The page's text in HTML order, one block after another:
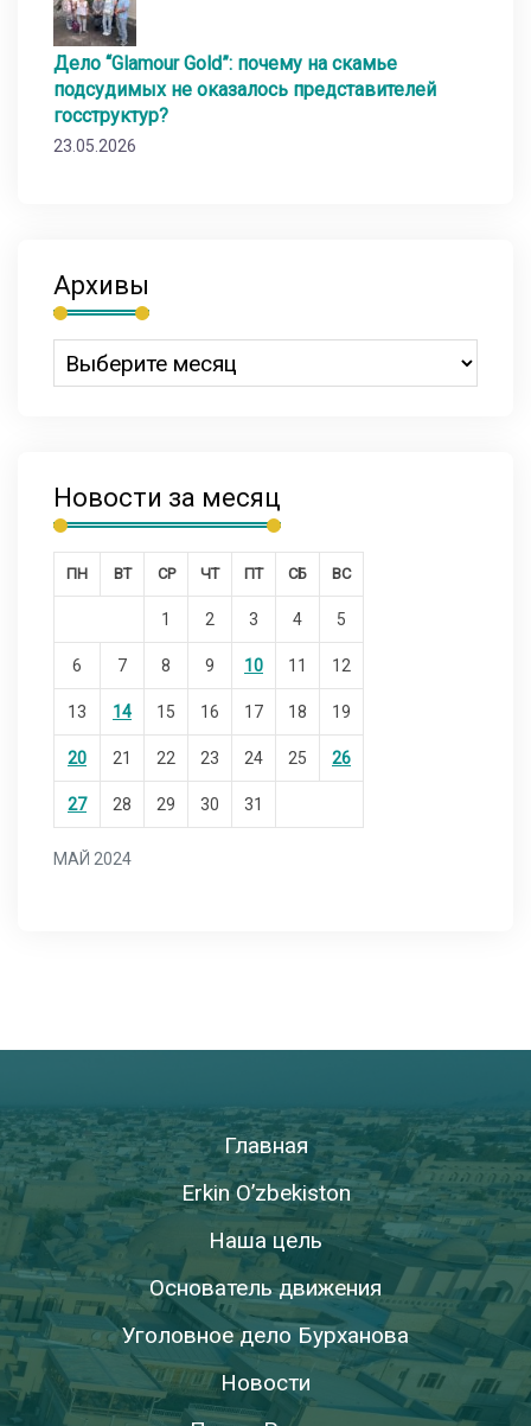
Дело “Glamour Gold”: почему на скамье
подсудимых не оказалось представителей
госструктур?
23.05.2026
Архивы
Новости за месяц
МАЙ 2024
ПН ВТ СР ЧТ ПТ СБ ВС
1 2 3 4 5
6 7 8 9 10 11 12
13 14 15 16 17 18 19
20 21 22 23 24 25 26
27 28 29 30 31
Главная
Erkin O’zbekiston
Наша цель
Основатель движения
Уголовное дело Бурханова
Новости